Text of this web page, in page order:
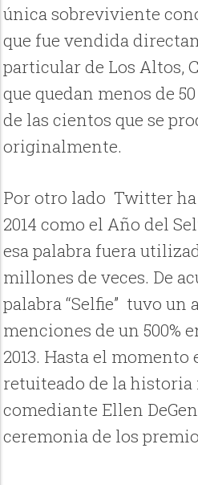
única sobreviviente
que fue vendida
particular de Los Altos,
que quedan menos de
de las cientos que se
originalmente.
Por otro lado Twitter
2014 como el Año del
esa palabra fuera
millones de veces. De
palabra “Selfie” tuvo un
menciones de un 500%
2013. Hasta el momento
retuiteado de la historia
comediante Ellen
ceremonia de los